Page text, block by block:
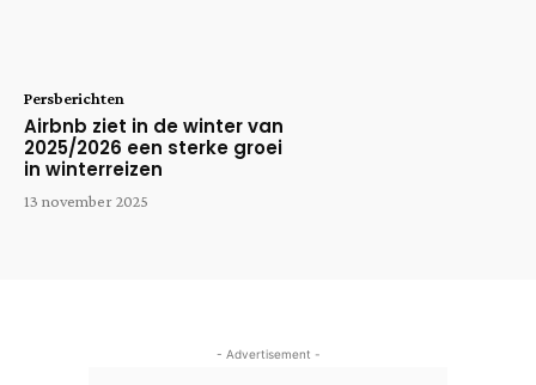
Persberichten
Airbnb ziet in de winter van
2025/2026 een sterke groei
in winterreizen
13 november 2025
- Advertisement -